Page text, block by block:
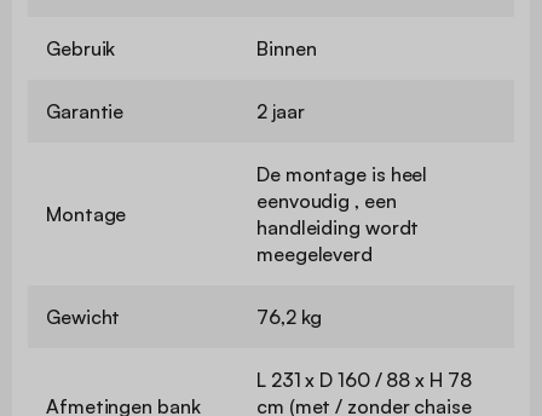
Gebruik Binnen
Garantie 2 jaar
Montage
De montage is heel
eenvoudig , een
handleiding wordt
meegeleverd
Gewicht 76,2 kg
Afmetingen bank
L 231 x D 160 / 88 x H 78
cm (met / zonder chaise